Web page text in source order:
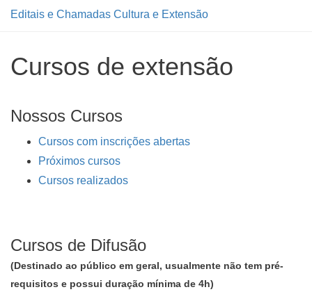
Editais e Chamadas Cultura e Extensão
Cursos de extensão
Nossos Cursos
Cursos com inscrições abertas
Próximos cursos
Cursos realizados
Cursos de Difusão
(Destinado ao público em geral, usualmente não tem pré-
requisitos e possui duração mínima de 4h)